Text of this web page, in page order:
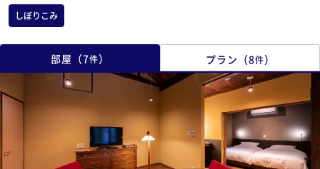
しぼりこみ
部屋 （7件） プラン （8件）